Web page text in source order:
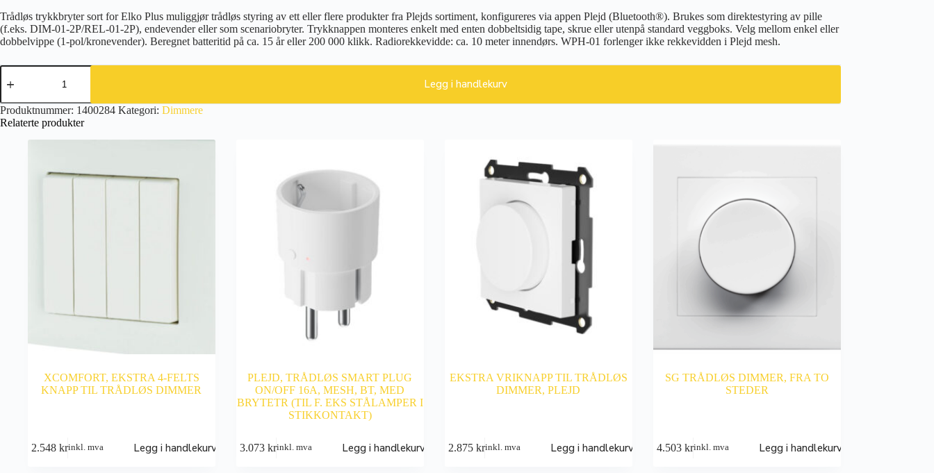
Trådløs trykkbryter sort for Elko Plus muliggjør trådløs styring av ett eller flere produkter fra Plejds sortiment, konfigureres via appen Plejd (Bluetooth®). Brukes som direktestyring av pille
(f.eks. DIM-01-2P/REL-01-2P), endevender eller som scenariobryter. Trykknappen monteres enkelt med enten dobbeltsidig tape, skrue eller utenpå standard veggboks. Velg mellom enkel eller
dobbelvippe (1-pol/kronevender). Beregnet batteritid på ca. 15 år eller 200 000 klikk. Radiorekkevidde: ca. 10 meter innendørs. WPH-01 forlenger ikke rekkevidden i Plejd mesh.
PLEJD
EKSTRA
FELTS
KNAPP,
SORT
Legg i handlekurv
Produktnummer: 1400284 Kategori: Dimmere
Relaterte produkter
XCOMFORT, EKSTRA 4-FELTS
KNAPP TIL TRÅDLØS DIMMER
2.548krinkl. mva Legg i handlekurv
PLEJD, TRÅDLØS SMART PLUG
ON/OFF 16A, MESH, BT, MED
BRYTETR (TIL F. EKS STÅLAMPER I
STIKKONTAKT)
3.073krinkl. mva Legg i handlekurv
EKSTRA VRIKNAPP TIL TRÅDLØS
DIMMER, PLEJD
2.875krinkl. mva Legg i handlekurv
SG TRÅDLØS DIMMER, FRA TO
STEDER
4.503krinkl. mva Legg i handlekurv